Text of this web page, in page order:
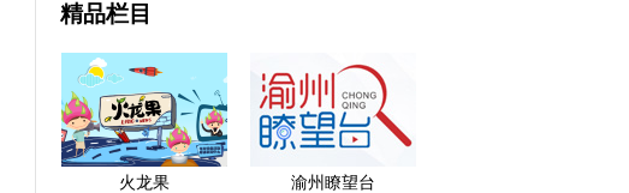
精品栏目
火龙果 渝州瞭望台